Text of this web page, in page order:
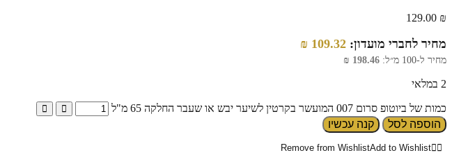
129.00 ₪
מחיר לחברי מועדון: 109.32
₪
מחיר ל-100 מ״ל: 198.46
₪
2 במלאי
כמות של ביוטופ סרום 007 המועשר בקרטין לשיער יבש או שעבר החלקה 65 מ"ל
הוספה לסל
קנה עכשיו
Add to Wishlist
Remove from Wishlist